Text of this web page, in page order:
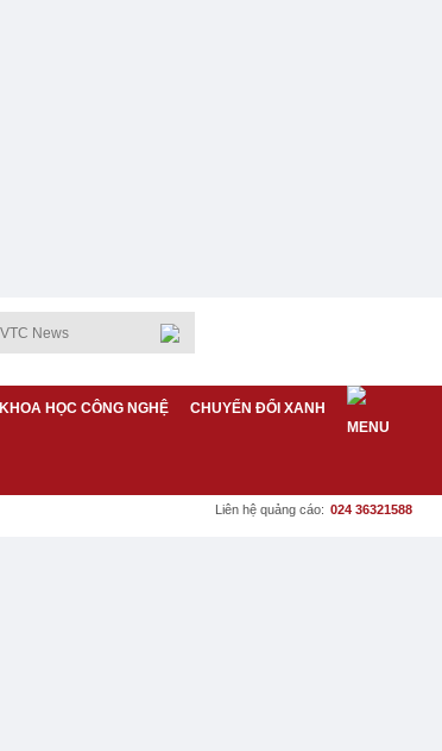
KHOA HỌC CÔNG NGHỆ CHUYỂN ĐỔI XANH
Liên hệ quảng cáo: 024 36321588